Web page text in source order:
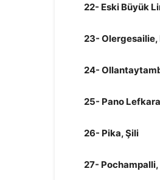
22- Eski Büyük
23- Olergesailie,
24-
25- Pano
26- Pika, Şili
27-